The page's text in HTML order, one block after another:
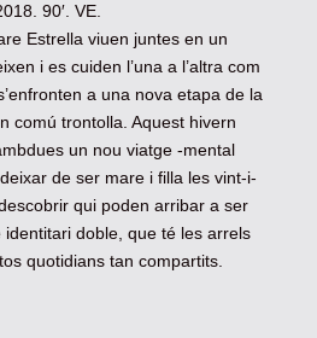
90′. VE.
Estrella viuen juntes en un
i es cuiden l’una a l’altra com
a una nova etapa de la
comú trontolla. Aquest hivern
un nou viatge -mental
de ser mare i filla les vint-i-
qui poden arribar a ser
doble, que té les arrels
quotidians tan compartits.